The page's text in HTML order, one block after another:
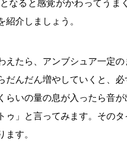
なると感覚がかわってうま
介しましょう。
えたら、アンブシュア一定
だんだん増やしていくと、
らいの量の息が入ったら音
ゥ」と言ってみます。その
す。